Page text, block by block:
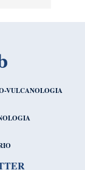
VULCANOLOGIA